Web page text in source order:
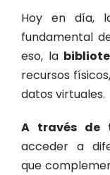
Hoy en día,
fundamental
eso, la
recursos
datos virtuales.
A través de
acceder a
que